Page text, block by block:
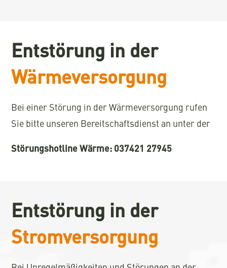
Entstörung in der
Wärmeversorgung
Bei einer Störung in der Wärmeversorgung rufen
Sie bitte unseren Bereitschaftsdienst an unter der
Störungshotline Wärme: 037421 27945
Entstörung in der
Stromversorgung